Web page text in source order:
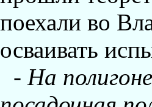
поехали во
осваивать
- Hа